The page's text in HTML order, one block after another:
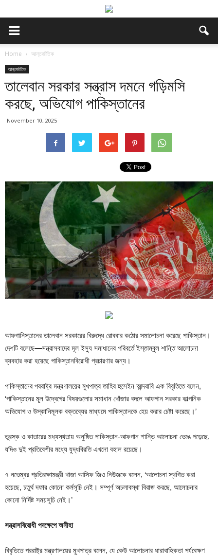
Home আন্তর্জাতিক
আন্তর্জাতিক
তালেবান সরকার সন্ত্রাস দমনে গড়িমসি
করছে, অভিযোগ পাকিস্তানের
November 10, 2025
আফগানিস্তানের তালেবান সরকারের বিরুদ্ধে রোববার কঠোর সমালোচনা করেছে পাকিস্তান।
দেশটি বলেছে—সন্ত্রাসবাদের মূল ইস্যু সমাধানের পরিবর্তে ইস্তাম্বুল শান্তি আলোচনা
ব্যবহার করা হয়েছে পাকিস্তানবিরোধী প্রচারণার জন্য।
পাকিস্তানের পররাষ্ট্র মন্ত্রণালয়ের মুখপাত্র তাহির হুসেইন আন্দরাবি এক বিবৃতিতে বলেন,
‘পাকিস্তানের মূল উদ্বেগের বিষয়গুলোর সমাধান খোঁজার বদলে আফগান সরকার কাল্পনিক
অভিযোগ ও উস্কানিমূলক বক্তব্যের মাধ্যমে পাকিস্তানকে হেয় করার চেষ্টা করেছে।’
তুরস্ক ও কাতারের মধ্যস্থতায় অনুষ্ঠিত পাকিস্তান-আফগান শান্তি আলোচনা ভেঙে পড়েছে,
যদিও দুই প্রতিবেশীর মধ্যে যুদ্ধবিরতি এখনো বহাল রয়েছে।
৭ নভেম্বর প্রতিরক্ষামন্ত্রী খাজা আসিফ জিও নিউজকে বলেন, ‘আলোচনা স্থগিত করা
হয়েছে, চতুর্থ দফার কোনো কর্মসূচি নেই। সম্পূর্ণ অচলাবস্থা বিরাজ করছে, আলোচনার
কোনো নির্দিষ্ট সময়সূচি নেই।’
সন্ত্রাসবিরোধী পদক্ষেপে অনীহা
বিবৃতিতে পররাষ্ট্র মন্ত্রণালয়ের মুখপাত্র বলেন, যে কেউ আলোচনার ধারাবাহিকতা পর্যবেক্ষণ